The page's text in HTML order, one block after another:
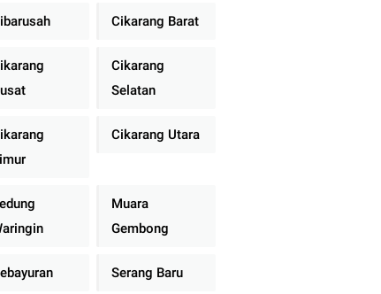
Cikarang Barat
Cikarang
Selatan
Cikarang Utara
Muara
Gembong
Serang Baru